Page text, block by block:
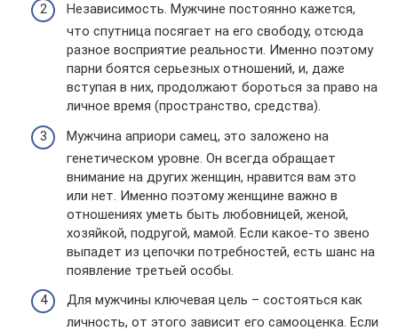
Независимость. Мужчине постоянно кажется,
что спутница посягает на его свободу, отсюда
разное восприятие реальности. Именно поэтому
парни боятся серьезных отношений, и, даже
вступая в них, продолжают бороться за право на
личное время (пространство, средства).
Мужчина априори самец, это заложено на
генетическом уровне. Он всегда обращает
внимание на других женщин, нравится вам это
или нет. Именно поэтому женщине важно в
отношениях уметь быть любовницей, женой,
хозяйкой, подругой, мамой. Если какое-то звено
выпадет из цепочки потребностей, есть шанс на
появление третьей особы.
Для мужчины ключевая цель – состояться как
личность, от этого зависит его самооценка. Если